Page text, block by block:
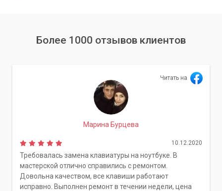
Более 1000 отзывов клиентов
Читать на
Марина Бурцева
10.12.2020
Требовалась замена клавиатуры на ноутбуке. В
мастерской отлично справились с ремонтом.
Довольна качеством, все клавиши работают
исправно. Выполнен ремонт в течении недели, цена